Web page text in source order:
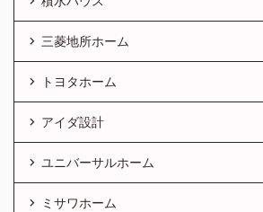
三菱地所ホーム
トヨタホーム
アイダ設計
ユニバーサルホーム
ミサワホーム